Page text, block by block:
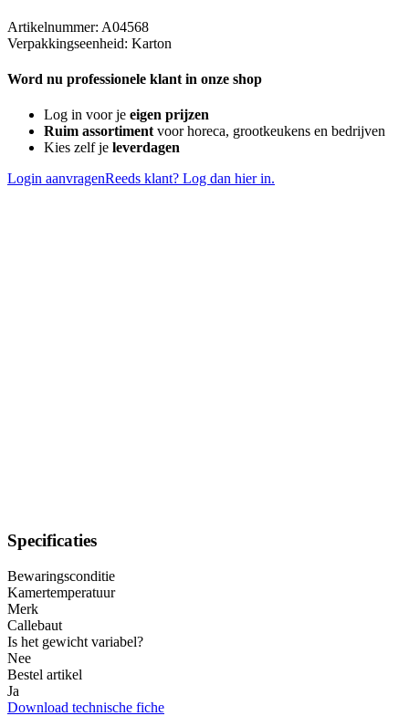
Artikelnummer: A04568
Verpakkingseenheid: Karton
Word nu professionele klant in onze shop
Log in voor je eigen prijzen
Ruim assortimentvoor horeca, grootkeukens en bedrijven
Kies zelf je leverdagen
Login aanvragenReeds klant? Log dan hier in.
Specificaties
Bewaringsconditie
Kamertemperatuur
Merk
Callebaut
Is het gewicht variabel?
Nee
Bestel artikel
Ja
Download technische fiche